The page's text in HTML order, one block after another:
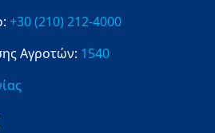
+30 (210) 212-4000
Αγροτών: 1540